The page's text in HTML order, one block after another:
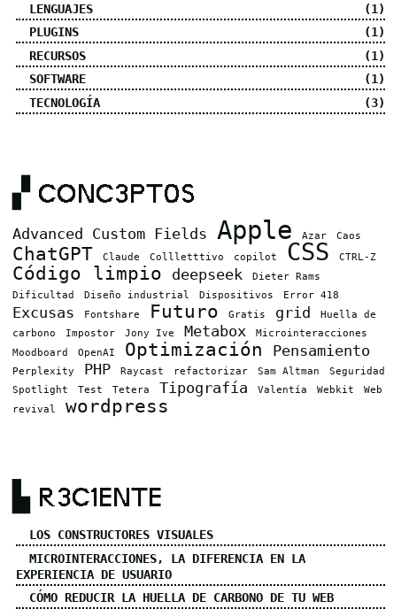
LENGUAJES
(1)
PLUGINS
(1)
RECURSOS
(1)
SOFTWARE
(1)
TECNOLOGÍA
(3)
▞ CONC3PT0S
Advanced Custom Fields Apple Azar Caos
ChatGPT Claude Collletttivo copilot CSS CTRL-Z
Código limpio deepseek
Dieter Rams
Dificultad
Diseño industrial Dispositivos Error 418
Excusas Fontshare Futuro Gratis grid
Huella de
carbono
Impostor Jony Ive Metabox
Microinteracciones
Moodboard
OpenAI Optimización Pensamiento
Perplexity PHP Raycast refactorizar Sam Altman
Seguridad
Spotlight
Test Tetera Tipografía Valentía Webkit
Web
revival
wordpress
▙ R3C1ENTE
LOS CONSTRUCTORES VISUALES
MICROINTERACCIONES, LA DIFERENCIA EN LA
EXPERIENCIA DE USUARIO
CÓMO REDUCIR LA HUELLA DE CARBONO DE TU WEB